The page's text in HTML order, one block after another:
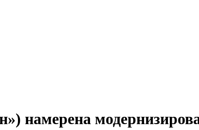
намерена